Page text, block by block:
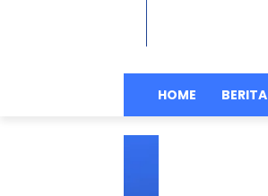
HOME BERITA